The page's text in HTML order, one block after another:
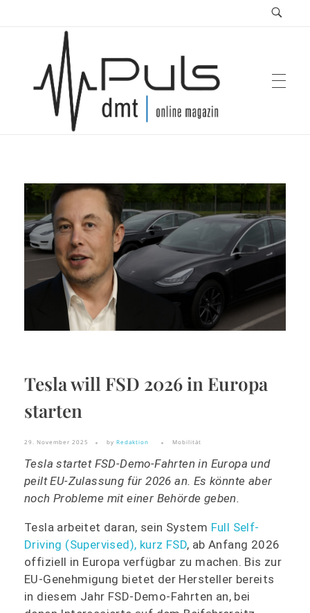
Puls Magazin
Zukunft der Mobilität
Tesla will FSD 2026 in Europa
starten
29. November 2025 by Redaktion Mobilität
Tesla startet FSD-Demo-Fahrten in Europa und
peilt EU-Zulassung für 2026 an. Es könnte aber
noch Probleme mit einer Behörde geben.
Tesla arbeitet daran, sein System Full Self-
Driving (Supervised), kurz FSD, ab Anfang 2026
offiziell in Europa verfügbar zu machen. Bis zur
EU-Genehmigung bietet der Hersteller bereits
in diesem Jahr FSD-Demo-Fahrten an, bei